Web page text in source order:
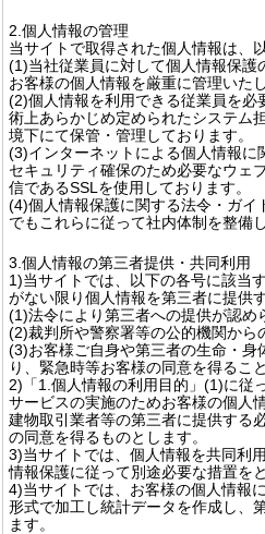
2.個人情報の管理
当サイトで取得された個人情報は、
(1)当社従業員に対して個人情報保護
お客様の個人情報を厳重に管理いたし
(2)個人情報を利用できる従業員を必
術上あらかじめ定められたシステム
境下にて保管・管理しております。
(3)インターネットによる個人情報に
セキュリティ確保のため必要なウェ
信であるSSLを使用しております。
(4)個人情報保護に関する法令・ガイ
でもこれらに従って社内体制を整備
3.個人情報の第三者提供・共同利用
1)当サイトでは、以下の各号に該当
がない限り個人情報を第三者に提供
(1)法令により第三者への提供が認め
(2)裁判所や警察署等の公的機関から
(3)お客様ご自身や第三者の生命・身
り、緊急時等お客様の同意を得るこ
2)「1.個人情報の利用目的」(1)に従
サービスの実施のためお客様の個人
建物取引業者等の第三者に提供する
の同意を得るものとします。
3)当サイトでは、個人情報を共同利
情報保護に従って別途必要な措置を
4)当サイトでは、お客様の個人情報
形式で加工し統計データを作成し、
ます。